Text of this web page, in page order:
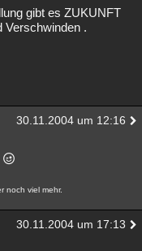
gibt es ZUKUNFT
Verschwinden .
30.11.2004 um 12:16
noch viel mehr.
30.11.2004 um 17:13